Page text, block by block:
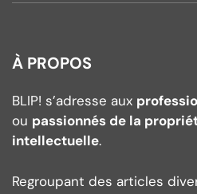
À PROPOS
BLIP! s’adresse aux
ou passionnés de la
intellectuelle.
Regroupant des articles